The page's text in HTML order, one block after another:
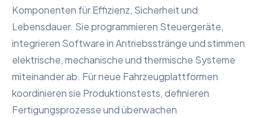
Komponenten für Effizienz, Sicherheit und
Lebensdauer. Sie programmieren Steuergeräte,
integrieren Software in Antriebsstränge und stimmen
elektrische, mechanische und thermische Systeme
miteinander ab. Für neue Fahrzeugplattformen
koordinieren sie Produktionstests, definieren
Fertigungsprozesse und überwachen